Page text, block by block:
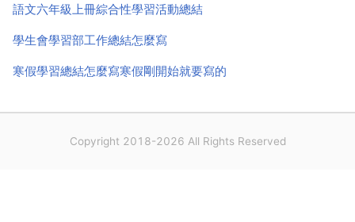
語文六年級上冊綜合性學習活動總結
學生會學習部工作總結怎麼寫
寒假學習總結怎麼寫寒假剛開始就要寫的
Copyright 2018-2026 All Rights Reserved